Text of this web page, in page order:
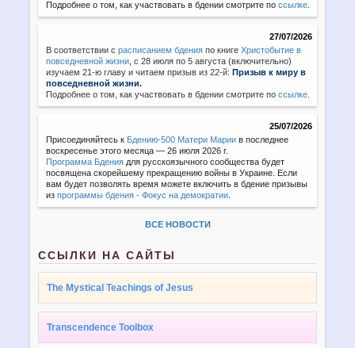
Подробнее о том, как участвовать в бдении смотрите поссылке
27/07/2026
В соответствии с расписанием бдения по книгеХристобытие в
повседневной жизни с 28 июля по 5 августа (включительно)
изучаем 21-ю главу и читаем призыв из 22-й:Призыв к миру в
повседневной жизни.
Подробнее о том, как участвовать в бдении смотрите поссылке
25/07/2026
Присоединяйтесь к Бдению-500 Матери Марии в последнее
воскресенье этого месяца — 26 июля 2026 г.
Программа Бдения для русскоязычного сообщества будет
посвящена скорейшему прекращению войны в Украине. Если
вам будет позволять время можете включить в бдение призывы
изпрограммы бдения - Фокус на демократии
ВСЕ НОВОСТИ
ССЫЛКИ НА САЙТЫ
The Mystical Teachings of Jesus
Transcendence Toolbox